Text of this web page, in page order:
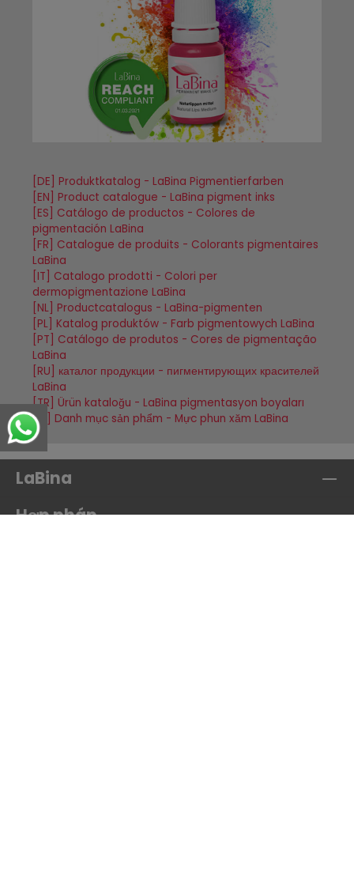
[DE] Produktkatalog - LaBina Pigmentierfarben
[EN] Product catalogue - LaBina pigment inks
[ES] Catálogo de productos - Colores de
pigmentación LaBina
[FR] Catalogue de produits - Colorants pigmentaires
LaBina
[IT] Catalogo prodotti - Colori per
dermopigmentazione LaBina
[NL] Productcatalogus - LaBina-pigmenten
[PL] Katalog produktów - Farb pigmentowych LaBina
[PT] Catálogo de produtos - Cores de pigmentação
LaBina
[RU] каталог продукции - пигментирующих красителей
LaBina
[TR] Ürün kataloğu - LaBina pigmentasyon boyaları
[VI] Danh mục sản phẩm - Mực phun xăm LaBina
LaBina
Hợp pháp